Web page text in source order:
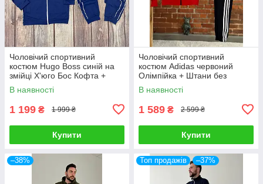
Чоловічий спортивний
костюм Hugo Boss синій на
змійці Х'юго Бос Кофта +
Штани весняний осінній
В наявності
1 199 ₴ 1 999 ₴
Купити
Чоловічий спортивний
костюм Adidas червоний
Олімпійка + Штани без
капюшона Адідас весняний
осінній
В наявності
1 589 ₴ 2 599 ₴
Купити
–38% Топ продажів –37%